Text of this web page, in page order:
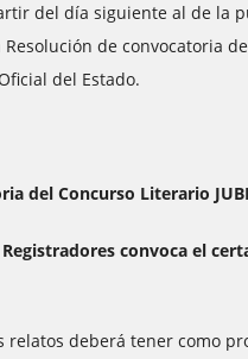
del día siguiente al de la
de convocatoria
del Estado.
del Concurso Literario
Registradores convoca el
relatos deberá tener como